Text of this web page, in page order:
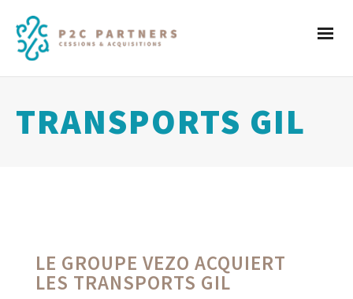
TRANSPORTS GIL
LE GROUPE VEZO ACQUIERT
LES TRANSPORTS GIL